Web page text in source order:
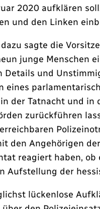
2020 aufklären
und den Linken
sagte die
junge Menschen
Details und
der Tatnacht und
zurückführen
den Angehörigen
reagiert haben,
Aufstellung der
lückenlose